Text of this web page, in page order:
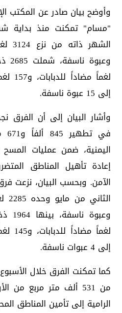
وأوضح بيان صادر عن المكتب
إلى 15 عبوة ناسفة.
وأشار البيان إلى أن الفرق
اليمنية، ضمن عمليات
إعادة تأهيل المناطق
الآمن. وبحسب البيان، نزعت
إلى 4 عبوات ناسفة.
كما تمكنت الفرق خلال
من 531 ألف متر مربع
الرامية إلى تأمين المناطق